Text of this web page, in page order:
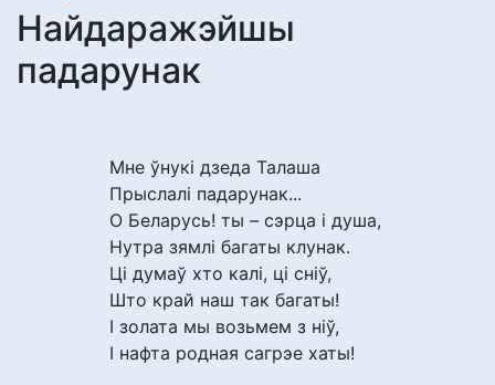
Найдаражэйшы
падарунак
Мне ўнукі дзеда Талаша
Прыслалі падарунак...
О Беларусь! ты – сэрца і душа,
Нутра зямлі багаты клунак.
Ці думаў хто калі, ці сніў,
Што край наш так багаты!
І золата мы возьмем з ніў,
І нафта родная сагрэе хаты!